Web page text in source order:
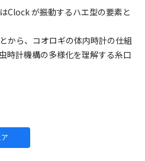
Clock が振動するハエ型の要素と
から、コオロギの体内時計の仕組
時計機構の多様化を理解する糸口